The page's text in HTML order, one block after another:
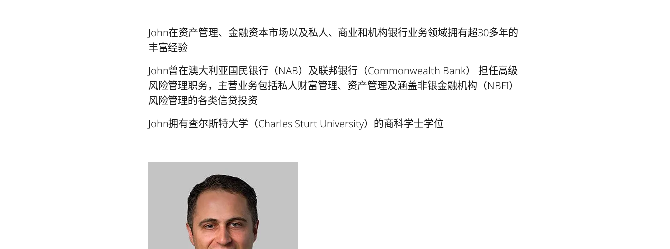
John在资产管理、金融资本市场以及私人、商业和机构银行业务领域拥有超30多年的
丰富经验
John曾在澳大利亚国民银行（NAB）及联邦银行（Commonwealth Bank） 担任高级
风险管理职务，主营业务包括私人财富管理、资产管理及涵盖非银金融机构（NBFI）
风险管理的各类信贷投资
John拥有查尔斯特大学（Charles Sturt University）的商科学士学位